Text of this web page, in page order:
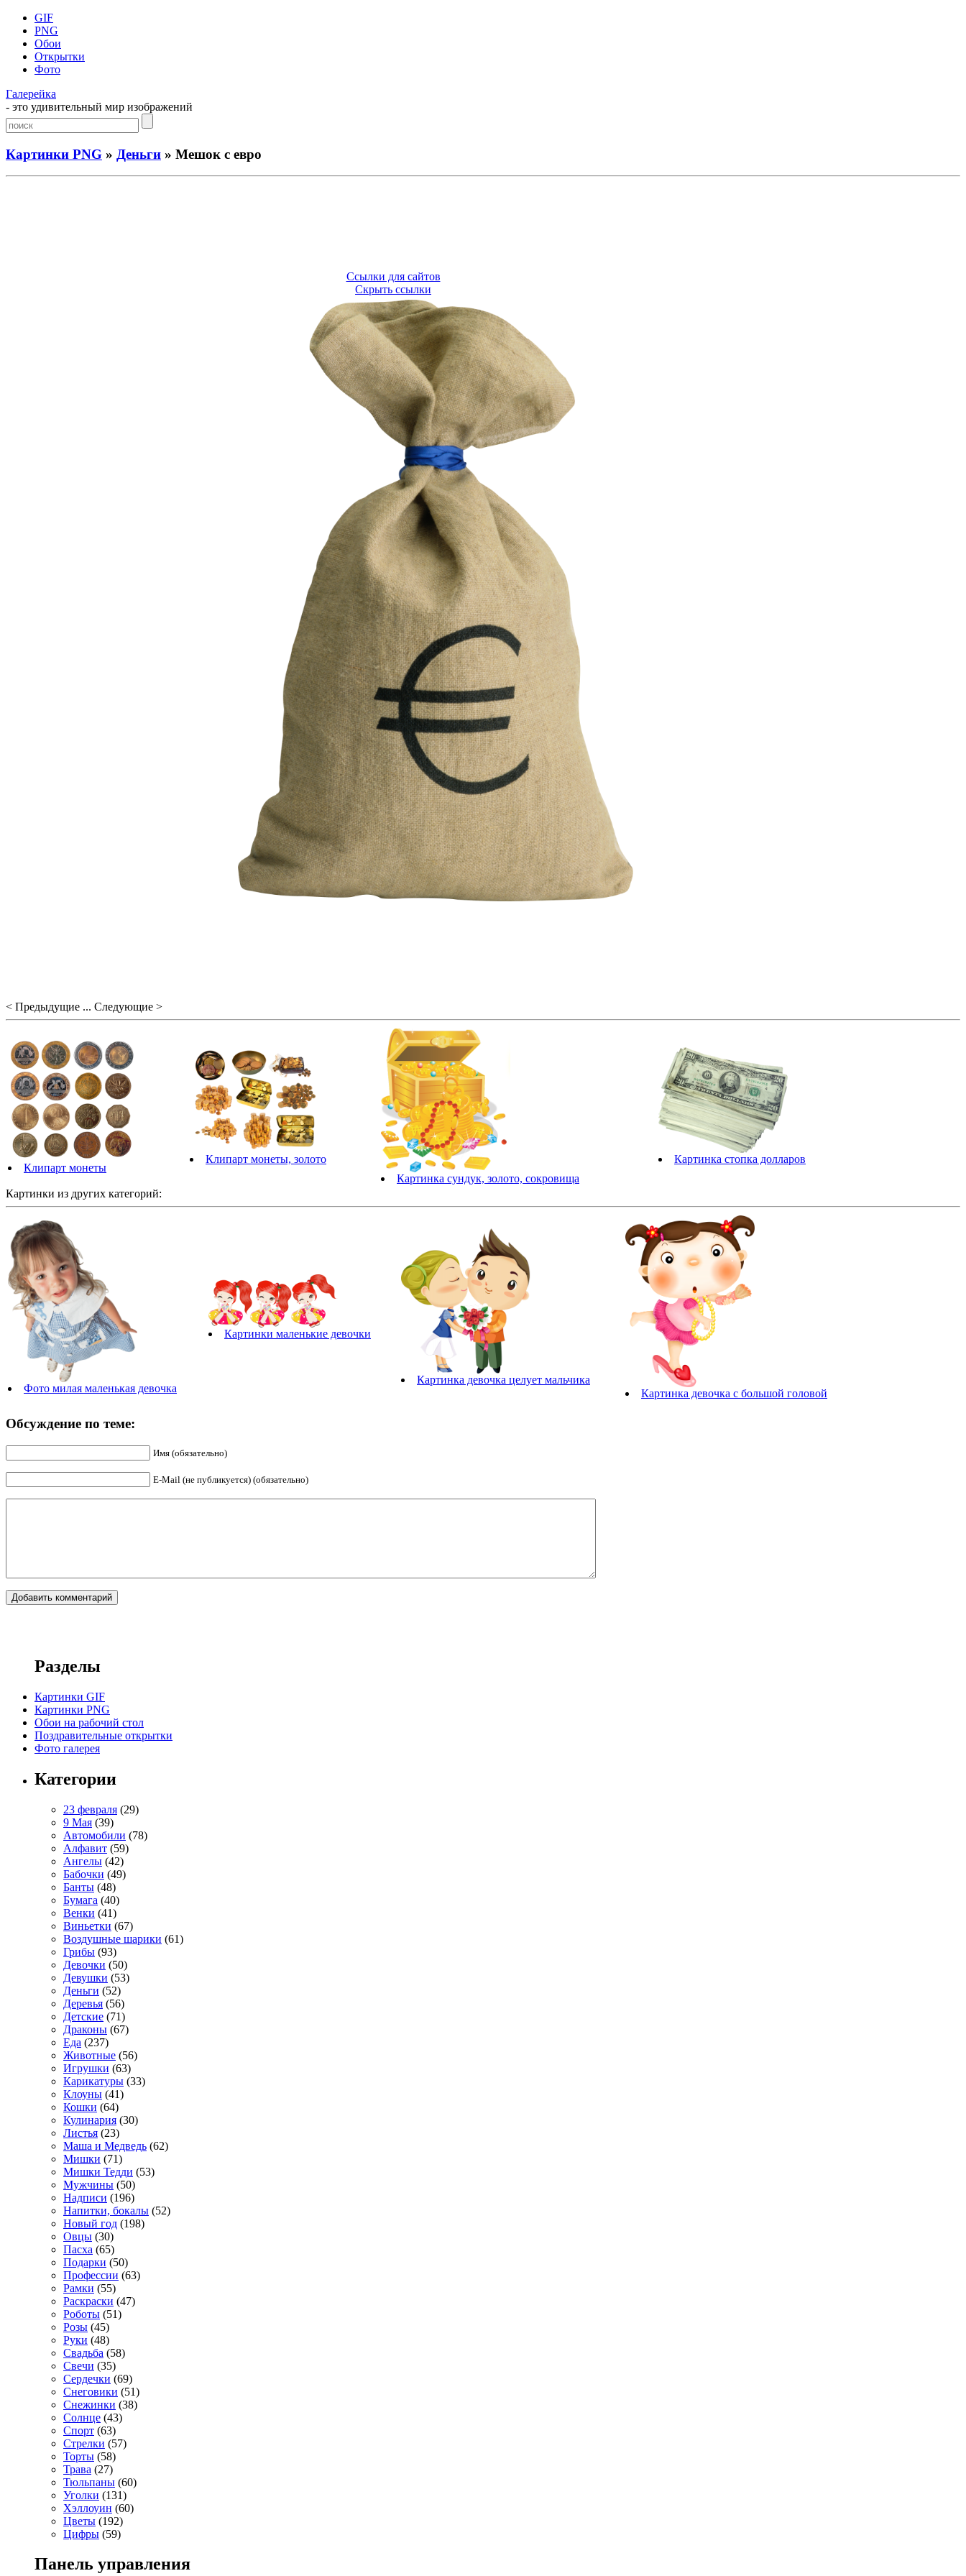
GIF
PNG
Обои
Открытки
Фото
Галерейка
- это удивительный мир изображений
Картинки PNG » Деньги » Мешок с евро
Ссылки для сайтов
Скрыть ссылки
< Предыдущие ... Следующие >
Клипарт монеты
Клипарт монеты, золото
Картинка сундук, золото, сокровища
Картинка стопка долларов
Картинки из других категорий:
Фото милая маленькая девочка
Картинки маленькие девочки
Картинка девочка целует мальчика
Картинка девочка с большой головой
Обсуждение по теме:
Имя (обязательно)
E-Mail (не публикуется) (обязательно)
Разделы
Картинки GIF
Картинки PNG
Обои на рабочий стол
Поздравительные открытки
Фото галерея
Категории
23 февраля (29)
9 Мая (39)
Автомобили (78)
Алфавит (59)
Ангелы (42)
Бабочки (49)
Банты (48)
Бумага (40)
Венки (41)
Виньетки (67)
Воздушные шарики (61)
Грибы (93)
Девочки (50)
Девушки (53)
Деньги (52)
Деревья (56)
Детские (71)
Драконы (67)
Еда (237)
Животные (56)
Игрушки (63)
Карикатуры (33)
Клоуны (41)
Кошки (64)
Кулинария (30)
Листья (23)
Маша и Медведь (62)
Мишки (71)
Мишки Тедди (53)
Мужчины (50)
Надписи (196)
Напитки, бокалы (52)
Новый год (198)
Овцы (30)
Пасха (65)
Подарки (50)
Профессии (63)
Рамки (55)
Раскраски (47)
Роботы (51)
Розы (45)
Руки (48)
Свадьба (58)
Свечи (35)
Сердечки (69)
Снеговики (51)
Снежинки (38)
Солнце (43)
Спорт (63)
Стрелки (57)
Торты (58)
Трава (27)
Тюльпаны (60)
Уголки (131)
Хэллоуин (60)
Цветы (192)
Цифры (59)
Панель управления